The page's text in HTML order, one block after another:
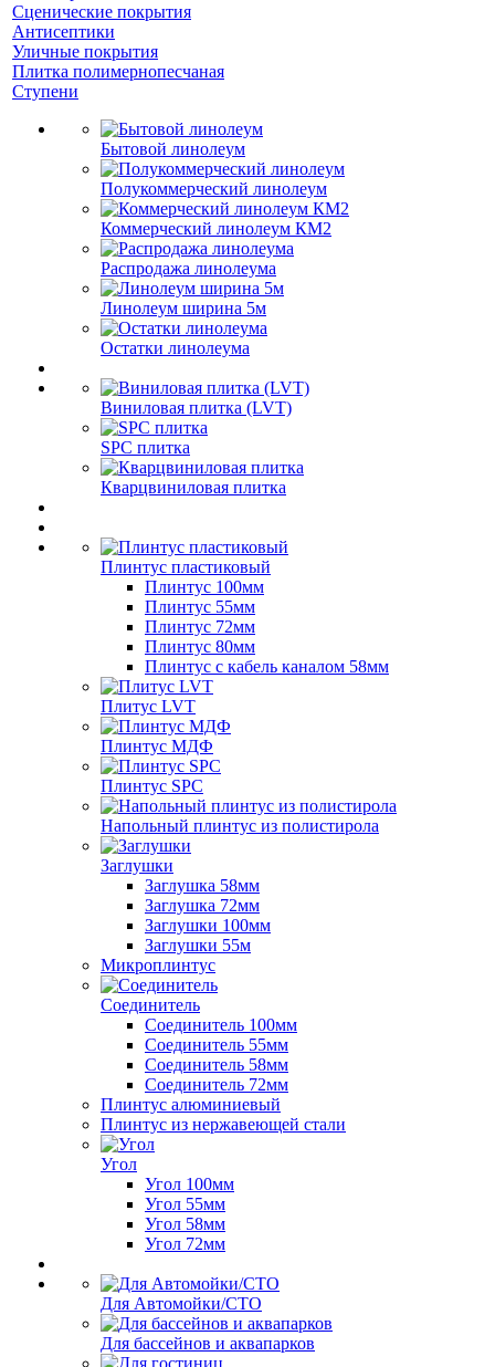
Сценические покрытия
Антисептики
Уличные покрытия
Плитка полимернопесчаная
Ступени
Бытовой линолеум
Полукоммерческий линолеум
Коммерческий линолеум КМ2
Распродажа линолеума
Линолеум ширина 5м
Остатки линолеума
Виниловая плитка (LVT)
SPC плитка
Кварцвиниловая плитка
Плинтус пластиковый
Плинтус 100мм
Плинтус 55мм
Плинтус 72мм
Плинтус 80мм
Плинтус с кабель каналом 58мм
Плитус LVT
Плинтус МДФ
Плинтус SPC
Напольный плинтус из полистирола
Заглушки
Заглушка 58мм
Заглушка 72мм
Заглушки 100мм
Заглушки 55м
Микроплинтус
Соединитель
Соединитель 100мм
Соединитель 55мм
Соединитель 58мм
Соединитель 72мм
Плинтус алюминиевый
Плинтус из нержавеющей стали
Угол
Угол 100мм
Угол 55мм
Угол 58мм
Угол 72мм
Для Автомойки/СТО
Для бассейнов и аквапарков